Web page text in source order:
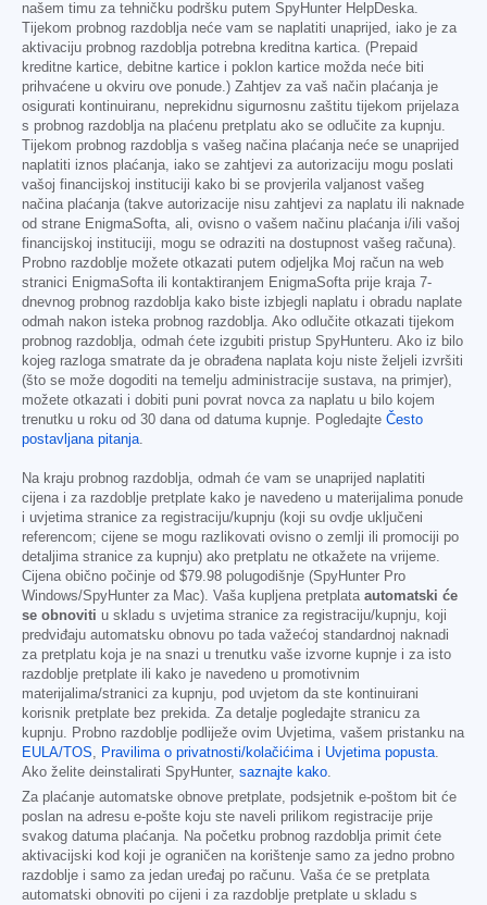
našem timu za tehničku podršku putem SpyHunter HelpDeska.
Tijekom probnog razdoblja neće vam se naplatiti unaprijed, iako je za
aktivaciju probnog razdoblja potrebna kreditna kartica. (Prepaid
kreditne kartice, debitne kartice i poklon kartice možda neće biti
prihvaćene u okviru ove ponude.) Zahtjev za vaš način plaćanja je
osigurati kontinuiranu, neprekidnu sigurnosnu zaštitu tijekom prijelaza
s probnog razdoblja na plaćenu pretplatu ako se odlučite za kupnju.
Tijekom probnog razdoblja s vašeg načina plaćanja neće se unaprijed
naplatiti iznos plaćanja, iako se zahtjevi za autorizaciju mogu poslati
vašoj financijskoj instituciji kako bi se provjerila valjanost vašeg
načina plaćanja (takve autorizacije nisu zahtjevi za naplatu ili naknade
od strane EnigmaSofta, ali, ovisno o vašem načinu plaćanja i/ili vašoj
financijskoj instituciji, mogu se odraziti na dostupnost vašeg računa).
Probno razdoblje možete otkazati putem odjeljka Moj račun na web
stranici EnigmaSofta ili kontaktiranjem EnigmaSofta prije kraja 7-
dnevnog probnog razdoblja kako biste izbjegli naplatu i obradu naplate
odmah nakon isteka probnog razdoblja. Ako odlučite otkazati tijekom
probnog razdoblja, odmah ćete izgubiti pristup SpyHunteru. Ako iz bilo
kojeg razloga smatrate da je obrađena naplata koju niste željeli izvršiti
(što se može dogoditi na temelju administracije sustava, na primjer),
možete otkazati i dobiti puni povrat novca za naplatu u bilo kojem
trenutku u roku od 30 dana od datuma kupnje. Pogledajte Često
postavljana pitanja.
Na kraju probnog razdoblja, odmah će vam se unaprijed naplatiti
cijena i za razdoblje pretplate kako je navedeno u materijalima ponude
i uvjetima stranice za registraciju/kupnju (koji su ovdje uključeni
referencom; cijene se mogu razlikovati ovisno o zemlji ili promociji po
detaljima stranice za kupnju) ako pretplatu ne otkažete na vrijeme.
Cijena obično počinje od $79.98 polugodišnje (SpyHunter Pro
Windows/SpyHunter za Mac). Vaša kupljena pretplata automatski će
se obnoviti u skladu s uvjetima stranice za registraciju/kupnju, koji
predviđaju automatsku obnovu po tada važećoj standardnoj naknadi
za pretplatu koja je na snazi u trenutku vaše izvorne kupnje i za isto
razdoblje pretplate ili kako je navedeno u promotivnim
materijalima/stranici za kupnju, pod uvjetom da ste kontinuirani
korisnik pretplate bez prekida. Za detalje pogledajte stranicu za
kupnju. Probno razdoblje podliježe ovim Uvjetima, vašem pristanku na
EULA/TOS, Pravilima o privatnosti/kolačićimai Uvjetima popusta.
Ako želite deinstalirati SpyHunter, saznajte kako.
Za plaćanje automatske obnove pretplate, podsjetnik e-poštom bit će
poslan na adresu e-pošte koju ste naveli prilikom registracije prije
svakog datuma plaćanja. Na početku probnog razdoblja primit ćete
aktivacijski kod koji je ograničen na korištenje samo za jedno probno
razdoblje i samo za jedan uređaj po računu. Vaša će se pretplata
automatski obnoviti po cijeni i za razdoblje pretplate u skladu s